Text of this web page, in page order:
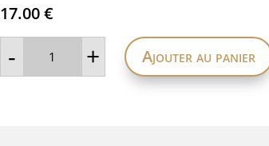
17.00€
- quantité
PUISSANCE
+ Ajouter au panier